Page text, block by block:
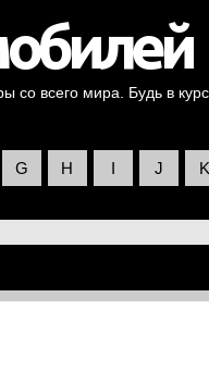
со всего мира. Будь в
G H I J K